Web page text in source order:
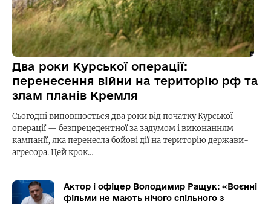
Два роки Курської операції:
перенесення війни на територію рф та
злам планів Кремля
Сьогодні виповнюється два роки від початку Курської
операції — безпрецедентної за задумом і виконанням
кампанії, яка перенесла бойові дії на територію держави-
агресора. Цей крок…
Актор і офіцер Володимир Ращук: «Воєнні
фільми не мають нічого спільного з